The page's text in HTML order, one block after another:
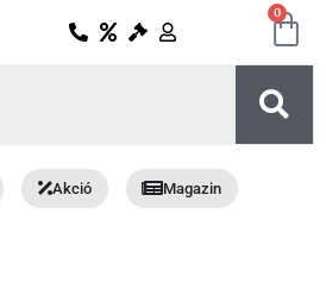
0
Akció Magazin